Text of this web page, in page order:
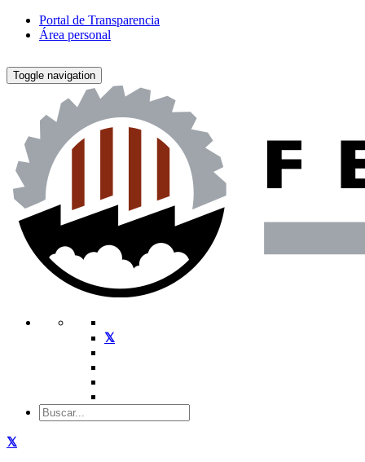
Portal de Transparencia
Área personal
Toggle navigation